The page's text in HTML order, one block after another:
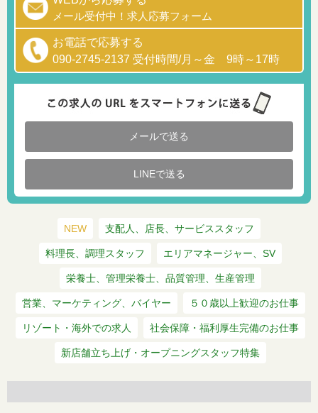
メール受付中！求人応募フォーム
お電話で応募する
090-2745-2137 受付時間/月～金 9時～17時
メールで送る
LINEで送る
NEW 支配人、店長、サービススタッフ
料理長、調理スタッフ エリアマネージャー、SV
栄養士、管理栄養士、品質管理、生産管理
営業、マーケティング、バイヤー ５０歳以上歓迎のお仕事
リゾート・海外での求人 社会保障・福利厚生完備のお仕事
新店舗立ち上げ・オープニングスタッフ特集